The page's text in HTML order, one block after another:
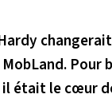
MobLand. Pour
était le cœur